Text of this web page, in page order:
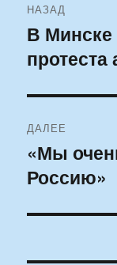
по
записям
НАЗАД
Предыдущая
запись:
В
ДАЛЕЕ
Следующая
запись:
«Мы
Россию»